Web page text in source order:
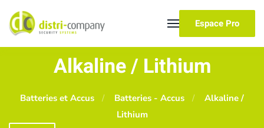
Skip to main content
Espace Pro
Alkaline / Lithium
Batteries et Accus Batteries - Accus
Alkaline /
Lithium